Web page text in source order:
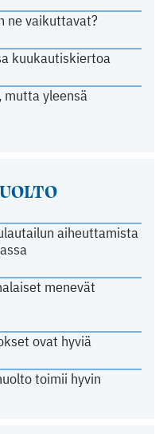
ne vaikuttavat?
kuukautiskiertoa
mutta yleensä
aiheuttamista
menevät
ovat hyviä
toimii hyvin